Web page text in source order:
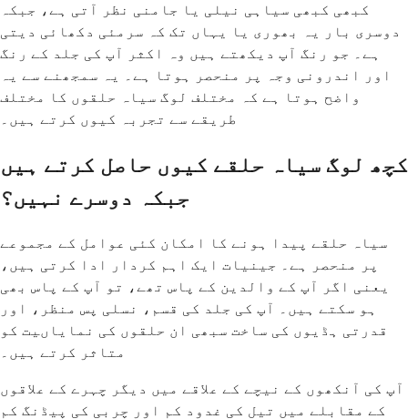
کبھی کبھی سیاہی نیلی یا جامنی نظر آتی ہے، جبکہ
دوسری بار یہ بھوری یا یہاں تک کہ سرمئی دکھائی دیتی
ہے۔ جو رنگ آپ دیکھتے ہیں وہ اکثر آپ کی جلد کے رنگ
اور اندرونی وجہ پر منحصر ہوتا ہے۔ یہ سمجھنے سے یہ
واضح ہوتا ہے کہ مختلف لوگ سیاہ حلقوں کا مختلف
طریقے سے تجربہ کیوں کرتے ہیں۔
کچھ لوگ سیاہ حلقے کیوں حاصل کرتے ہیں
جبکہ دوسرے نہیں؟
سیاہ حلقے پیدا ہونے کا امکان کئی عوامل کے مجموعے
پر منحصر ہے۔ جینیات ایک اہم کردار ادا کرتی ہیں،
یعنی اگر آپ کے والدین کے پاس تھے، تو آپ کے پاس بھی
ہو سکتے ہیں۔ آپ کی جلد کی قسم، نسلی پس منظر، اور
قدرتی ہڈیوں کی ساخت سبھی ان حلقوں کی نمایاںیت کو
متاثر کرتے ہیں۔
آپ کی آنکھوں کے نیچے کے علاقے میں دیگر چہرے کے علاقوں
کے مقابلے میں تیل کی غدود کم اور چربی کی پیڈنگ کم